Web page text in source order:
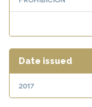
Date issued
2017